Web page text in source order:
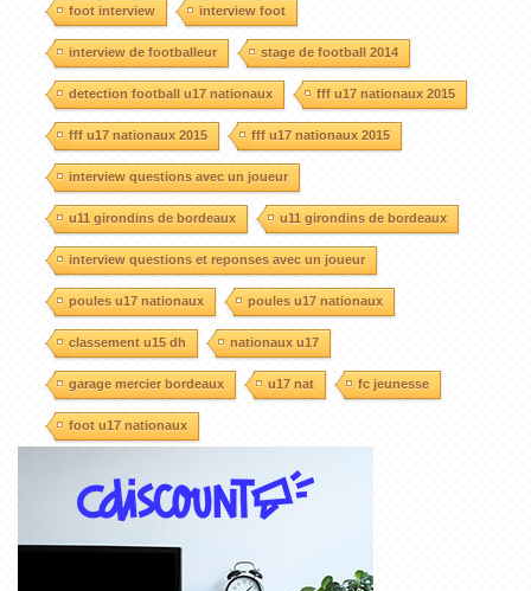
foot interview interview foot
interview de footballeur stage de football 2014
detection football u17 nationaux fff u17 nationaux 2015
fff u17 nationaux 2015 fff u17 nationaux 2015
interview questions avec un joueur
u11 girondins de bordeaux u11 girondins de bordeaux
interview questions et reponses avec un joueur
poules u17 nationaux poules u17 nationaux
classement u15 dh nationaux u17
garage mercier bordeaux u17 nat fc jeunesse
foot u17 nationaux